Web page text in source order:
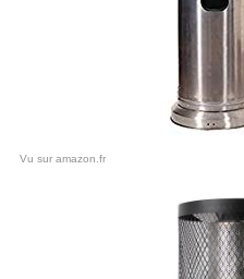
Vu sur amazon.fr